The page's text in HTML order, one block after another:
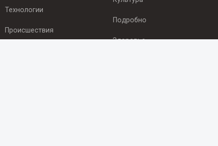
Технологии
Происшествия
Подробно
Здоровье